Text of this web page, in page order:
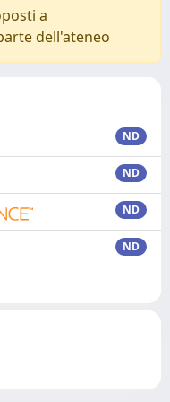
a
dell'ateneo
ND
ND
ND
ND